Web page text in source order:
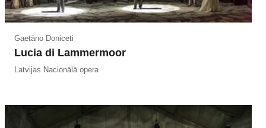
Gaetāno Doniceti
Lucia di Lammermoor
Latvijas Nacionālā opera